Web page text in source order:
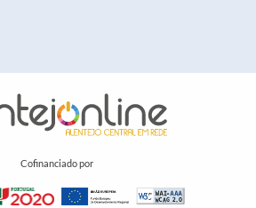
Cofinanciado por